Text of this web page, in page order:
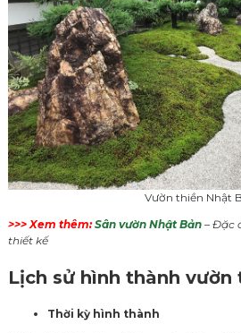
Vườn thiền Nhật
>>> Xem thêm: Sân vườn Nhật Bản – Đặc
thiết kế
Lịch sử hình thành vườn
Thời kỳ hình thành